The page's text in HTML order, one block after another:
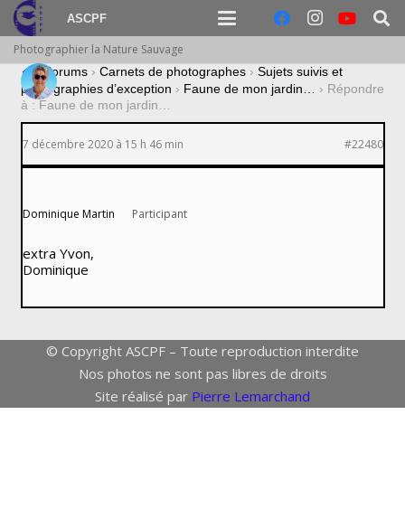
ASCPF
Photographier la Nature Sauvage
› Forums › Carnets de photographes › Sujets suivis et
photographies d’exception › Faune de mon jardin… › Répondre
à : Faune de mon jardin…
7 décembre 2020 à 15 h 46 min #22480
Dominique Martin Participant
extra Yvon,
Dominique
© Copyright ASCPF – Toute reproduction interdite
Nos photos ne sont pas libres de droits
Site réalisé par Pierre Lemarchand